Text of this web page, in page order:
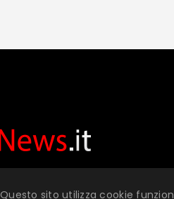
Questo sito utilizza cookie